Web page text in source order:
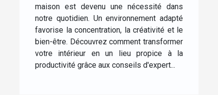
maison est devenu une nécessité dans
notre quotidien. Un environnement adapté
favorise la concentration, la créativité et le
bien-être. Découvrez comment transformer
votre intérieur en un lieu propice à la
productivité grâce aux conseils d'expert...